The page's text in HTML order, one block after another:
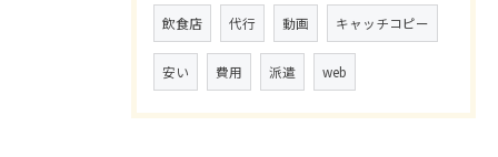
飲食店 代行 動画 キャッチコピー
安い 費用 派遣 web